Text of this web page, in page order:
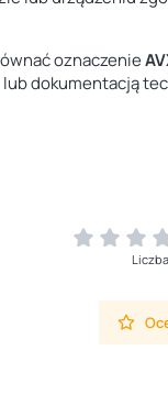
oznaczenie
dokumentacją